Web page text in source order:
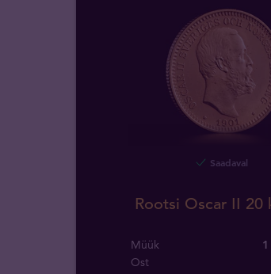
Saadaval
Rootsi Oscar II 20
Müük
Ost